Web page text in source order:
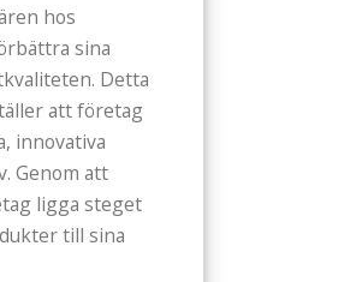
hos
sina
Detta
att företag
innovativa
Genom att
ligga steget
till sina